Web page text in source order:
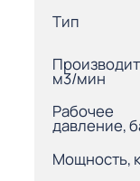
Тип
м3/мин
Рабочее
давление,
Мощность,